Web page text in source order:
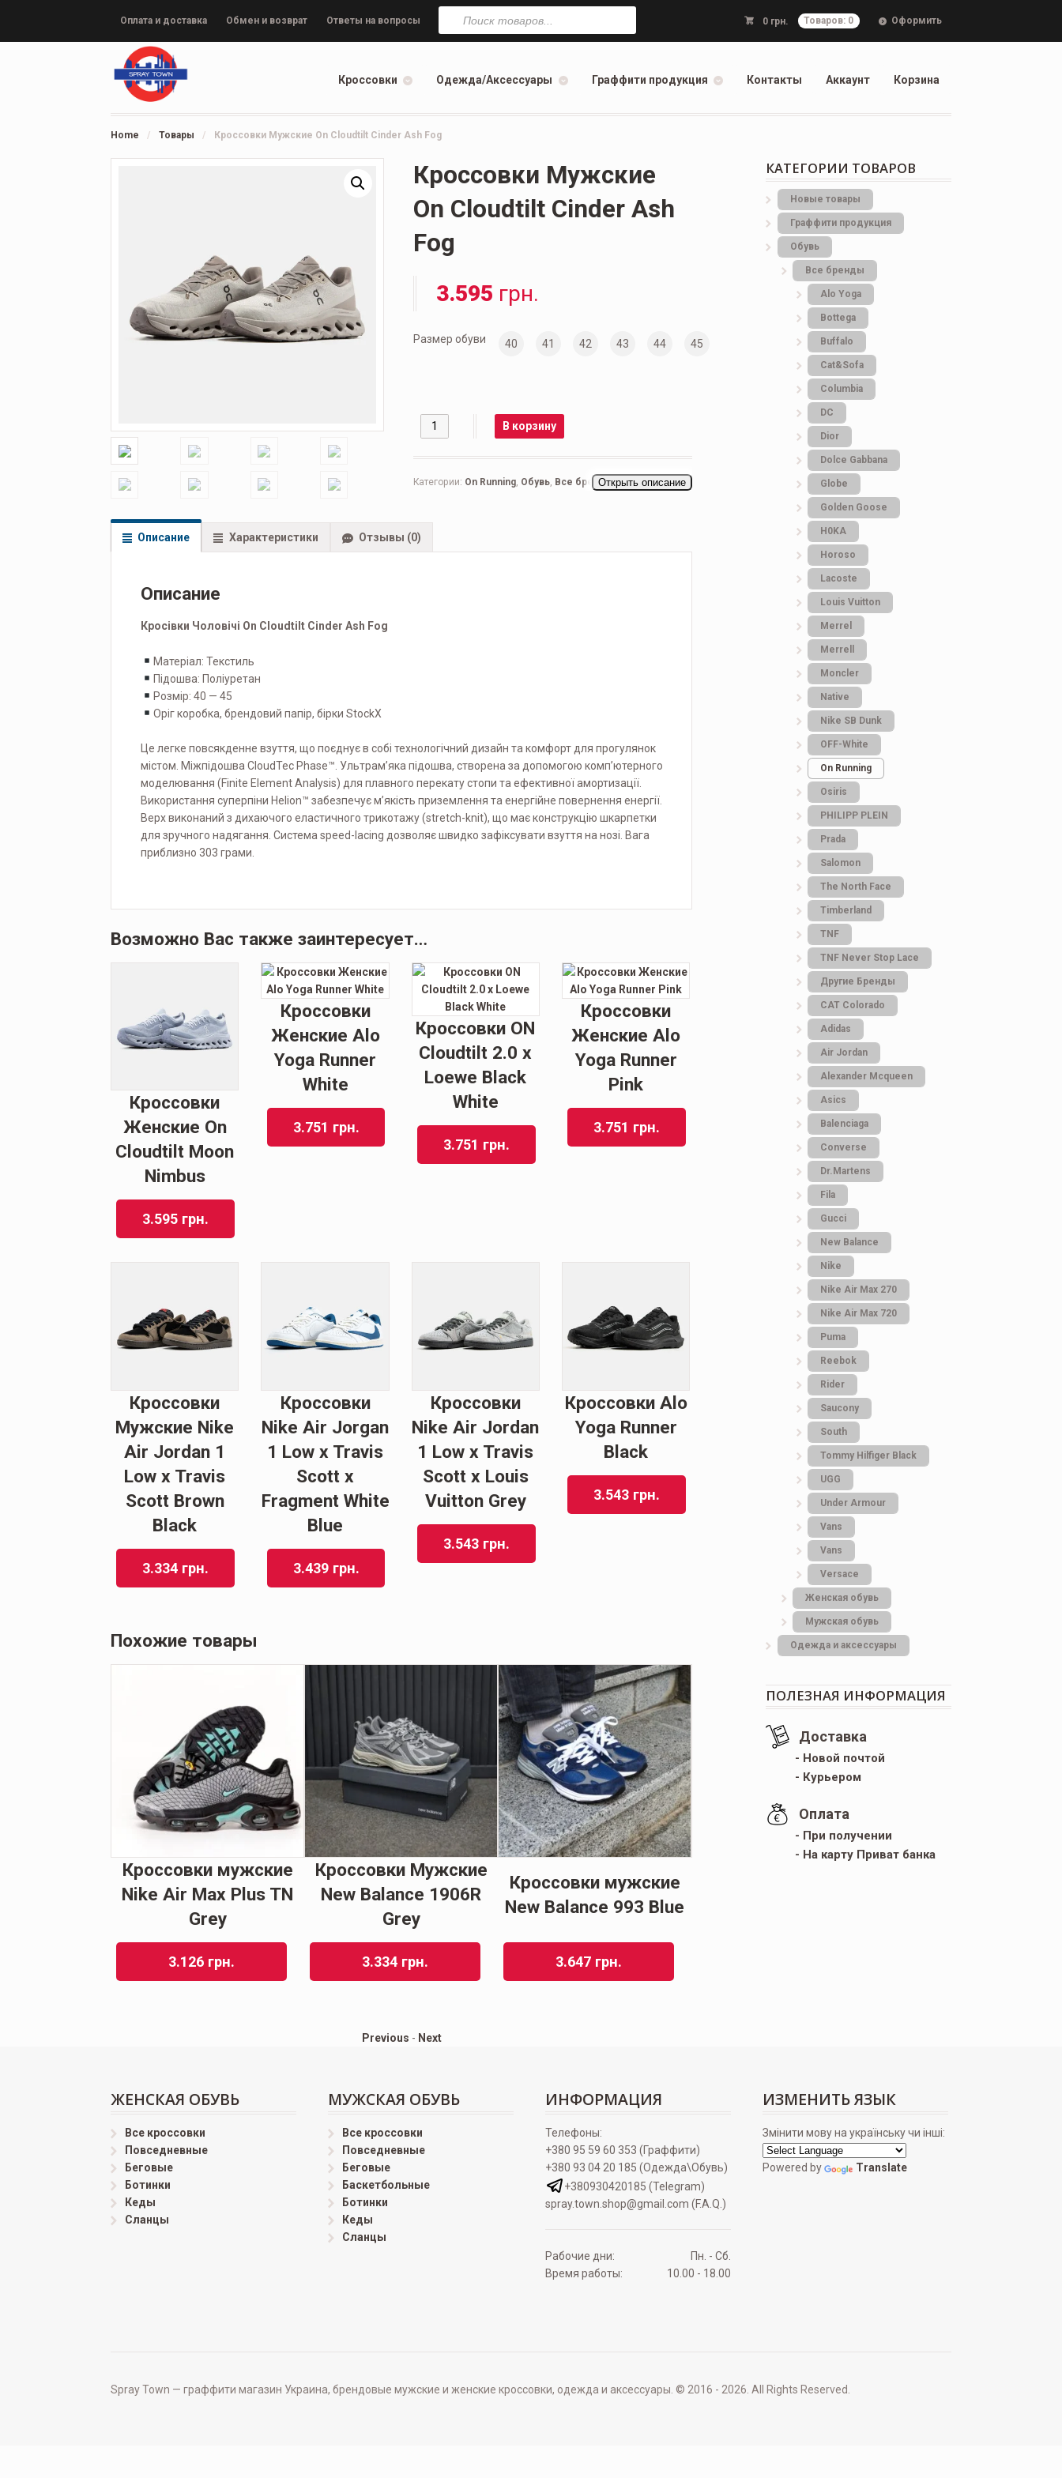
Оплата и доставка Обмен и возврат Ответы на вопросы 0 грн. Товаров: 0 Оформить
Поиск
товаров
Кроссовки Одежда/Аксессуары Граффити продукция Контакты Аккаунт Корзина
Home / Товары / Кроссовки Мужские On Cloudtilt Cinder Ash Fog
Кроссовки Мужские
On Cloudtilt Cinder Ash
Fog
3.595 грн.
Размер обуви 40 41 42 43 44 45
Количество В корзину
Категории: On Running, Обувь, Все бренды,Мужская
Открыть описание
Описание Характеристики Отзывы (0)
Описание
Кросівки Чоловічі On Cloudtilt Cinder Ash Fog
Матеріал: Текстиль
Підошва: Поліуретан
Розмір: 40 — 45
Оріг коробка, брендовий папір, бірки StockX
Це легке повсякденне взуття, що поєднує в собі технологічний дизайн та комфорт для прогулянок
містом. Міжпідошва CloudTec Phase™. Ультрам’яка підошва, створена за допомогою комп’ютерного
моделювання (Finite Element Analysis) для плавного перекату стопи та ефективної амортизації.
Використання суперпіни Helion™ забезпечує м’якість приземлення та енергійне повернення енергії.
Верх виконаний з дихаючого еластичного трикотажу (stretch-knit), що має конструкцію шкарпетки
для зручного надягання. Система speed-lacing дозволяє швидко зафіксувати взуття на нозі. Вага
приблизно 303 грами.
Возможно Вас также заинтересует…
Кроссовки
Женские On
Cloudtilt Moon
Nimbus
3.595 грн.
Кроссовки
Женские Alo
Yoga Runner
White
3.751 грн.
Кроссовки ON
Cloudtilt 2.0 x
Loewe Black
White
3.751 грн.
Кроссовки
Женские Alo
Yoga Runner
Pink
3.751 грн.
Кроссовки
Мужские Nike
Air Jordan 1
Low x Travis
Scott Brown
Black
3.334 грн.
Кроссовки
Nike Air Jorgan
1 Low x Travis
Scott x
Fragment White
Blue
3.439 грн.
Кроссовки
Nike Air Jordan
1 Low x Travis
Scott x Louis
Vuitton Grey
3.543 грн.
Кроссовки Alo
Yoga Runner
Black
3.543 грн.
Похожие товары
Кроссовки мужские
Nike Air Max Plus TN
Grey
3.126 грн.
Кроссовки Мужские
New Balance 1906R
Grey
3.334 грн.
Кроссовки мужские
New Balance 993 Blue
3.647 грн.
Previous - Next
КАТЕГОРИИ ТОВАРОВ
Новые товары
Граффити продукция
Обувь
Все бренды
Alo Yoga
Bottеga
Buffalo
Cat&Sofa
Columbia
DC
Dior
Dolce Gabbana
Globe
Golden Goose
H0KA
Horoso
Lacoste
Louis Vuitton
Merrel
Merrell
Moncler
Native
Nike SB Dunk
OFF-White
On Running
Osiris
PHILIPP PLEIN
Prada
Salomon
The North Face
Timberland
TNF
TNF Never Stop Lace
Другие Бренды
САТ Colorado
Adidas
Air Jordan
Alexander Mcqueen
Asics
Balenciaga
Converse
Dr.Martens
Fila
Gucci
New Balance
Nike
Nike Air Max 270
Nike Air Max 720
Puma
Reebok
Rider
Saucony
South
Tommy Hilfiger Black
UGG
Under Armour
Vans
Vans
Versace
Женская обувь
Мужская обувь
Одежда и аксессуары
ПОЛЕЗНАЯ ИНФОРМАЦИЯ
Доставка
- Новой почтой
- Курьером
Оплата
- При получении
- На карту Приват банка
ЖЕНСКАЯ ОБУВЬ
Все кроссовки
Повседневные
Беговые
Ботинки
Кеды
Сланцы
МУЖСКАЯ ОБУВЬ
Все кроссовки
Повседневные
Беговые
Баскетбольные
Ботинки
Кеды
Сланцы
ИНФОРМАЦИЯ
Телефоны:
+380 95 59 60 353 (Граффити)
+380 93 04 20 185 (Одежда\Обувь)
+380930420185 (Telegram)
spray.town.shop@gmail.com (F.A.Q.)
Рабочие дни:
Пн. - Сб.
Время работы:
10.00 - 18.00
ИЗМЕНИТЬ ЯЗЫК
Змінити мову на українську чи інші:
Powered by Translate
Spray Town — граффити магазин Украина, брендовые мужские и женские кроссовки, одежда и аксессуары. © 2016 - 2026. All Rights Reserved.